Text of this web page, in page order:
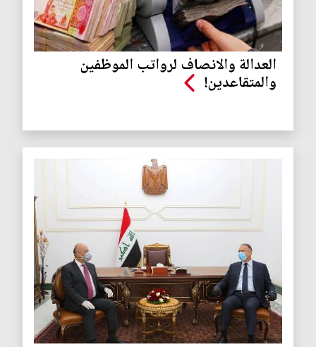
العدالة والانصاف لرواتب الموظفين
والمتقاعدين!